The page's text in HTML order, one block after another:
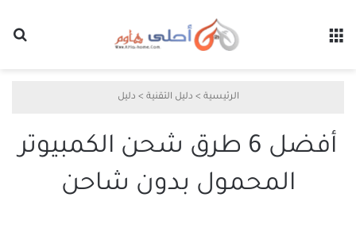
الرئيسية > دليل التقنية > دليل
أفضل 6 طرق شحن الكمبيوتر
المحمول بدون شاحن